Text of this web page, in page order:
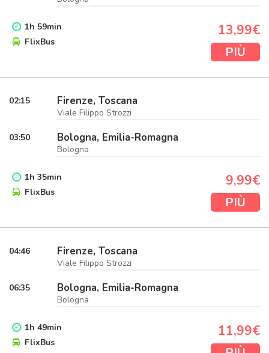
1h 59min
FlixBus
13,99€
PIÙ
02:15 Firenze, Toscana
Viale Filippo Strozzi
03:50 Bologna, Emilia-Romagna
Bologna
1h 35min
FlixBus
9,99€
PIÙ
04:46 Firenze, Toscana
Viale Filippo Strozzi
06:35 Bologna, Emilia-Romagna
Bologna
1h 49min
FlixBus
11,99€